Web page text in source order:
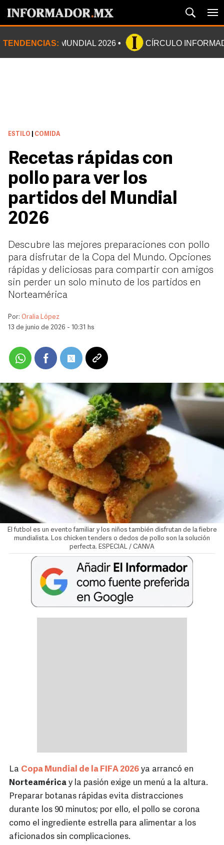
TENDENCIAS: MUNDIAL 2026 CÍRCULO
ESTILO COMIDA
Recetas rápidas con
pollo para ver los
partidos del Mundial
2026
Descubre las mejores preparaciones con pollo
para disfrutar de la Copa del Mundo. Opciones
rápidas y deliciosas para compartir con amigos
sin perder un solo minuto de los partidos en
Norteamérica
Por: Oralia López
13 de junio de 2026 - 10:31 hs
El futbol es un evento familiar y los niños también disfrutan de la fiebre
mundialista. Los chicken tenders o dedos de pollo son la solución
perfecta. ESPECIAL / CANVA
La Copa Mundial de la FIFA 2026 ya arrancó en
Norteamérica y la pasión exige un menú a la altura.
Preparar botanas rápidas evita distracciones
durante los 90 minutos; por ello, el pollo se corona
como el ingrediente estrella para alimentar a los
aficionados sin complicaciones.